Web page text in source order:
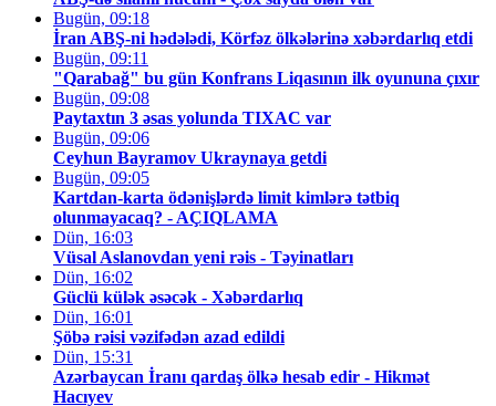
Bugün, 09:18
İran ABŞ-ni hədələdi, Körfəz ölkələrinə xəbərdarlıq etdi
Bugün, 09:11
"Qarabağ" bu gün Konfrans Liqasının ilk oyununa çıxır
Bugün, 09:08
Paytaxtın 3 əsas yolunda TIXAC var
Bugün, 09:06
Ceyhun Bayramov Ukraynaya getdi
Bugün, 09:05
Kartdan-karta ödənişlərdə limit kimlərə tətbiq
olunmayacaq? - AÇIQLAMA
Dün, 16:03
Vüsal Aslanovdan yeni rəis - Təyinatları
Dün, 16:02
Güclü külək əsəcək - Xəbərdarlıq
Dün, 16:01
Şöbə rəisi vəzifədən azad edildi
Dün, 15:31
Azərbaycan İranı qardaş ölkə hesab edir - Hikmət
Hacıyev